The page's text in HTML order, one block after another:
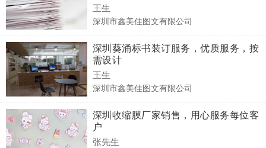
王生
深圳市鑫美佳图文有限公司
深圳葵涌标书装订服务，优质服务，按
需设计
王生
深圳市鑫美佳图文有限公司
深圳收缩膜厂家销售，用心服务每位客
户
张先生